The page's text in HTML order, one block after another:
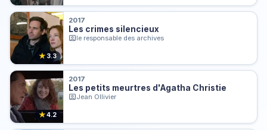
★ 3.3
2017
Les crimes silencieux
le responsable des archives
★4.2
2017
Les petits meurtres d'Agatha Christie
Jean Ollivier